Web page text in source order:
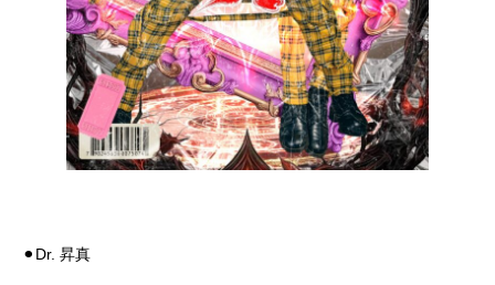
⚫︎Dr. 昇真